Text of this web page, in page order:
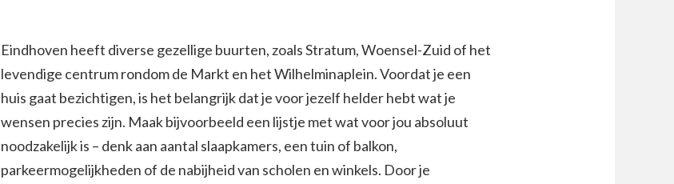
Eindhoven heeft diverse gezellige buurten, zoals Stratum, Woensel-Zuid of het
levendige centrum rondom de Markt en het Wilhelminaplein. Voordat je een
huis gaat bezichtigen, is het belangrijk dat je voor jezelf helder hebt wat je
wensen precies zijn. Maak bijvoorbeeld een lijstje met wat voor jou absoluut
noodzakelijk is – denk aan aantal slaapkamers, een tuin of balkon,
parkeermogelijkheden of de nabijheid van scholen en winkels. Door je